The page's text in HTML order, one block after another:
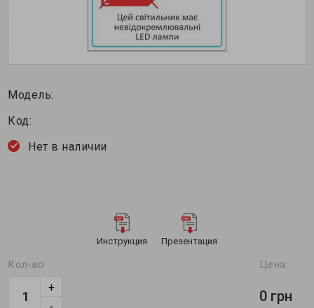
Модель:
Код:
Нет в наличии
Инструкция Презентация
Кол-во
+
Цена:
0 грн